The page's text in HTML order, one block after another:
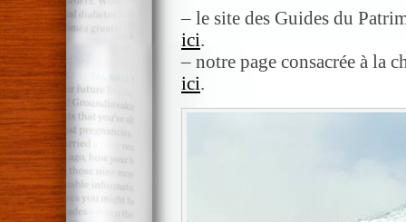
– le site des Guides du
ici.
– notre page consacrée à la
ici.